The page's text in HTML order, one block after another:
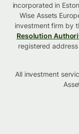
incorporated in
Wise Assets
investment firm by
Resolution
registered address
All investment